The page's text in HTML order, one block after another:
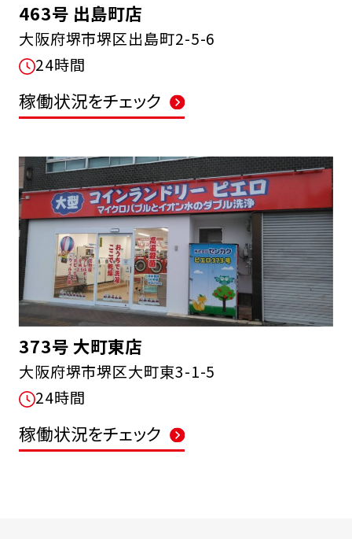
463号 出島町店
大阪府堺市堺区出島町2-5-6
24時間
稼働状況をチェック
373号 大町東店
大阪府堺市堺区大町東3-1-5
24時間
稼働状況をチェック